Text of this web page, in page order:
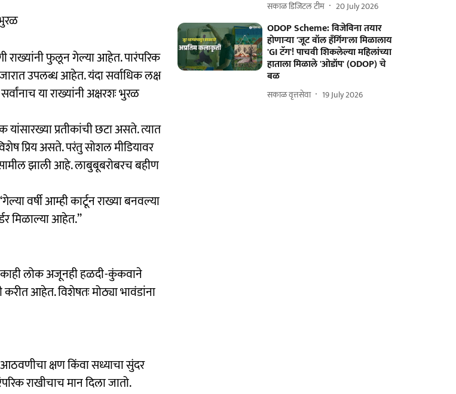
राख्यांनी फुलून गेल्या आहेत. पारंपरिक
उपलब्ध आहेत. यंदा सर्वाधिक लक्ष
या राख्यांनी अक्षरशः भुरळ
प्रतीकांची छटा असते. त्यात
प्रिय असते. परंतु सोशल मीडियावर
झाली आहे. लाबुबूबरोबरच बहीण
वर्षी आम्ही कार्टून राख्या बनवल्या
मिळाल्या आहेत.’’
काही लोक अजूनही हळदी-कुंकवाने
करीत आहेत. विशेषतः मोठ्या भावंडांना
आठवणीचा क्षण किंवा सध्याचा सुंदर
राखीचाच मान दिला जातो.
सकाळ डिजिटल टीम 20 July 2026
ODOP Scheme: विजेविना तयार
होणाऱ्या 'जूट वॉल हँगिंग'ला मिळालाय
'GI टॅग'! पाचवी शिकलेल्या महिलांच्या
हाताला मिळाले 'ओडॉप' (ODOP) चे
बळ
सकाळ वृत्तसेवा 19 July 2026